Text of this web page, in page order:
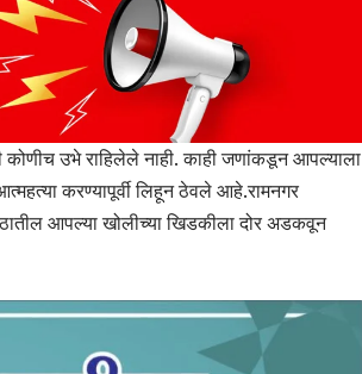
उभे राहिलेले नाही. काही जणांकडून आपल्याला
करण्यापूर्वी लिहून ठेवले आहे.रामनगर
आपल्या खोलीच्या खिडकीला दोर अडकवून